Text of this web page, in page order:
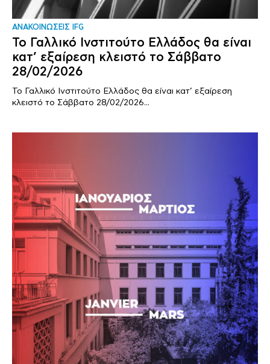
ΑΝΑΚΟΙΝΩΣΕΙΣ IFG
Το Γαλλικό Ινστιτούτο Ελλάδος θα είναι
κατ’ εξαίρεση κλειστό το Σάββατο
28/02/2026
Το Γαλλικό Ινστιτούτο Ελλάδος θα είναι κατ’ εξαίρεση
κλειστό το Σάββατο 28/02/2026...